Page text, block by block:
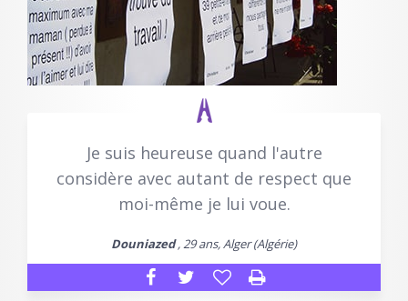
Je suis heureuse quand l'autre
considère avec autant de respect que
moi-même je lui voue.
Douniazed, 29 ans, Alger (Algérie)